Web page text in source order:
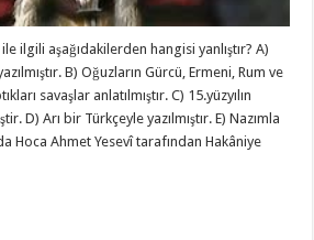
ilgili aşağıdakilerden hangisi yanlıştır? A)
B) Oğuzların Gürcü, Ermeni, Rum ve
savaşlar anlatılmıştır. C) 15.yüzyılın
D) Arı bir Türkçeyle yazılmıştır. E) Nazımla
Hoca Ahmet Yesevî tarafından Hakâniye